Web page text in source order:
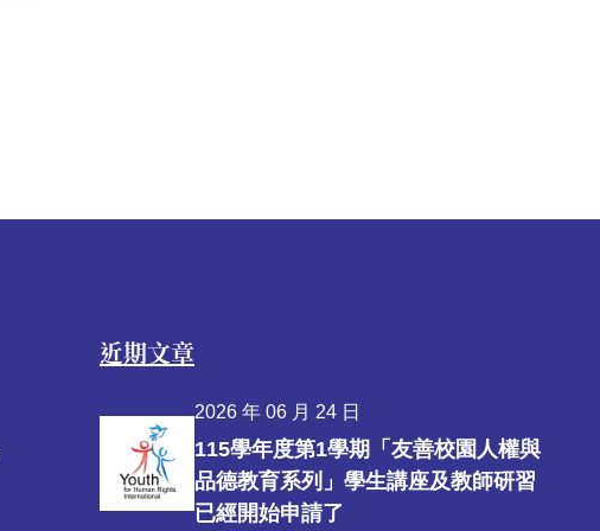
近期文章
2026 年 06 月 24 日
115學年度第1學期「友善校園人權與
品德教育系列」學生講座及教師研習
已經開始申請了